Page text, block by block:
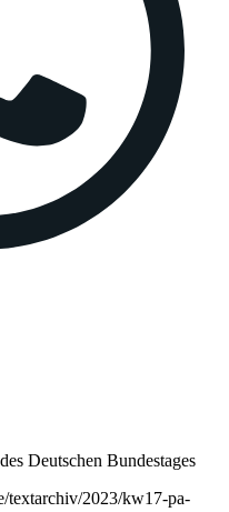
Deutschen Bundestages
textarchiv/2023/kw17-pa-